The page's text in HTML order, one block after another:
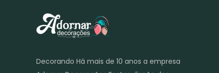
Decorando Há mais de 10 anos a empresa